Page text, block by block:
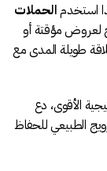
استخدمالحملات
لعروض مؤقتة أو
طويلة المدى مع
الأقوى، دع
الطبيعي للحفاظ